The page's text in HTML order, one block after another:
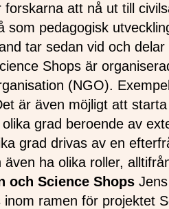
att nå ut till
som pedagogisk
tar sedan vid och
Shops är
(NGO).
är även möjligt att
grad beroende av
grad drivas av en
även ha olika roller,
och Science Shops
ramen för projektet